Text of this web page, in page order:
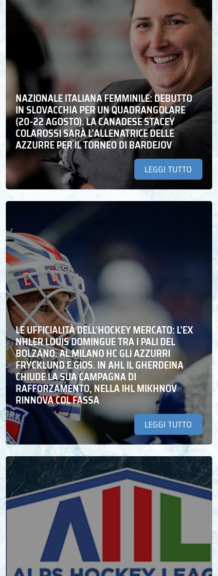
NAZIONALE ITALIANA FEMMINILE: DEBUTTO
IN SLOVACCHIA PER UN QUADRANGOLARE
(20-22 AGOSTO). LA CANADESE STACEY
COLAROSSI SARÀ L’ALLENATRICE DELLE
AZZURRE PER IL TORNEO DI BARDEJOV
LEGGI TUTTO
LE UFFICIALITÀ DELL’HOCKEY MERCATO: L’EX
NHLER LOUIS DOMINGUE TRA I PALI DEL
BOLZANO. AL MILANO HC GLI AZZURRI
FRYCKLUND E GIOS. IN AHL IL GHERDEINA
CHIUDE LA SUA CAMPAGNA DI
RAFFORZAMENTO, NELLA IHL MIKHNOV
RINNOVA COL FASSA
LEGGI TUTTO